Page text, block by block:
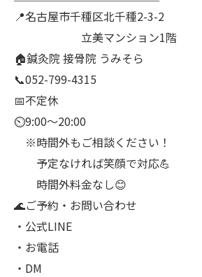
📍名古屋市千種区北千種2-3-2
立美マンション1階
🏠鍼灸院 接骨院 うみそら
📞052-799-4315
📅不定休
⏲9:00～20:00
※時間外もご相談ください！
予定なければ笑顔で対応💪
時間外料金なし😊
🌊ご予約・お問い合わせ
・公式LINE
・お電話
・DM